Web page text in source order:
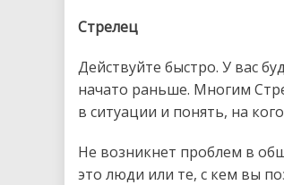
Стрелец
Действуйте быстро. У вас
начато раньше. Многим
в ситуации и понять, на
Не возникнет проблем в
это люди или те, с кем вы